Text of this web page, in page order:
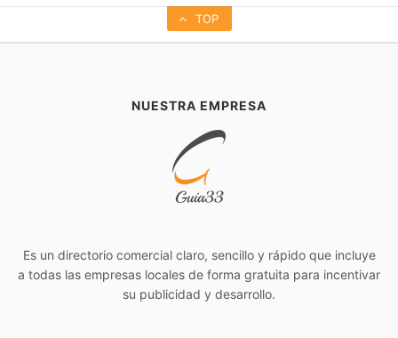
TOP
NUESTRA EMPRESA
Es un directorio comercial claro, sencillo y rápido que incluye
a todas las empresas locales de forma gratuita para incentivar
su publicidad y desarrollo.